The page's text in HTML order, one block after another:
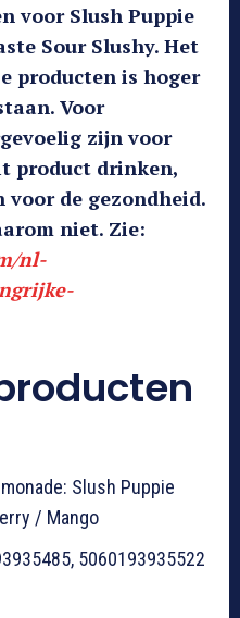
voor Slush Puppie
Sour Slushy. Het
producten is hoger
Voor
zijn voor
product drinken,
de gezondheid.
niet. Zie:
nl-
Slush Puppie
/ Mango
5060193935522